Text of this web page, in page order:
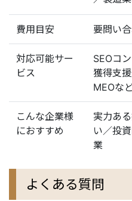
費用目安 要問い
対応可能サー
ビス
SEOコ
獲得支
MEOな
こんな企業様
におすすめ
実力あ
い／投
業
よくある質問